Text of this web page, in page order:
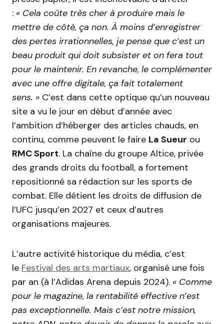
: « Cela coûte très cher à produire mais le
mettre de côté, ça non. À moins d’enregistrer
des pertes irrationnelles, je pense que c’est un
beau produit qui doit subsister et on fera tout
pour le maintenir. En revanche, le complémenter
avec une offre digitale, ça fait totalement
sens. » C’est dans cette optique qu’un nouveau
site a vu le jour en début d’année avec
l’ambition d’héberger des articles chauds, en
continu, comme peuvent le faire La Sueur ou
RMC Sport. La chaîne du groupe Altice, privée
des grands droits du football, a fortement
repositionné sa rédaction sur les sports de
combat. Elle détient les droits de diffusion de
l’UFC jusqu’en 2027 et ceux d’autres
organisations majeures.
L’autre activité historique du média, c’est
le Festival des arts martiaux, organisé une fois
par an (à l’Adidas Arena depuis 2024). « Comme
pour le magazine, la rentabilité effective n’est
pas exceptionnelle. Mais c’est notre mission,